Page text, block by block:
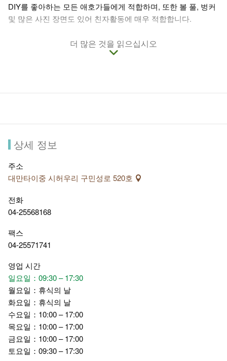
DIY를 좋아하는 모든 애호가들에게 적합하며, 또한 볼 풀, 벙커
및 많은 사진 장면도 있어 친자활동에 매우 적합합니다.
더 많은 것을 읽으십시오
상세 정보
주소
대만타이중 시허우리 구민성로 520호
전화
04-25568168
팩스
04-25571741
영업 시간
일요일：09:30 – 17:30
월요일：휴식의 날
화요일：휴식의 날
수요일：10:00 – 17:00
목요일：10:00 – 17:00
금요일：10:00 – 17:00
토요일：09:30 – 17:30